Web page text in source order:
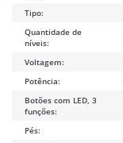
Tipo:
Quantidade de
níveis:
Voltagem:
Potência:
Botões com LED, 3
funções:
Pés: